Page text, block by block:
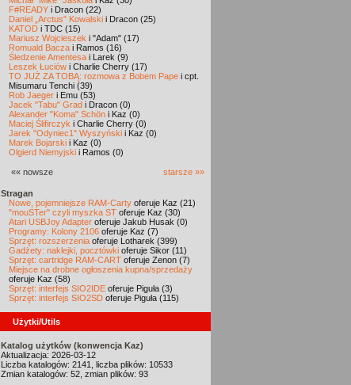
F#READY i Dracon (22)
Daniel „Arctus” Kowalski i Dracon (25)
KATOD i TDC (15)
Mariusz Wojcieszek i "Adam" (17)
Romuald Bacza i Ramos (16)
Śledzenie Amentesa i Larek (9)
Leszek Łuciów i Charlie Cherry (17)
TO JUŻ ZA TOBĄ: rozmowa z Bobem Pape i cpt.
Misumaru Tenchi (39)
Rob Jaeger i Emu (53)
Jacek "Tabu" Grad i Dracon (0)
Alexander "Koma" Schön i Kaz (0)
Maciej Ślifirczyk i Charlie Cherry (0)
Jarek "Odyniec1" Wyszyński i Kaz (0)
Marek Bojarski i Kaz (0)
Olgierd Niemyjski i Ramos (0)
«« nowsze starsze »»
Stragan
Nowe, pojemniejsze RAM-Carty oferuje Kaz (21)
"mouSTer" czyli myszka ST oferuje Kaz (30)
Atari USBJoy Adapter oferuje Jakub Husak (0)
Programy: Kolony 2106 oferuje Kaz (7)
Sprzęt: rozszerzenia oferuje Lotharek (399)
Gadżety: naklejki, pocztówki oferuje Sikor (11)
Sprzęt: cartridge RAM-CART oferuje Zenon (7)
Miejsce na drobne ogłoszenia kupna/sprzedaży
oferuje Kaz (58)
Sprzęt: interfejs SIO2IDE oferuje Piguła (3)
Sprzęt: interfejs SIO2SD oferuje Piguła (115)
Użytki/Utils
Katalog użytków (konwencja Kaz)
Aktualizacja: 2026-03-12
Liczba katalogów: 2141, liczba plików: 10533
Zmian katalogów: 52, zmian plików: 93